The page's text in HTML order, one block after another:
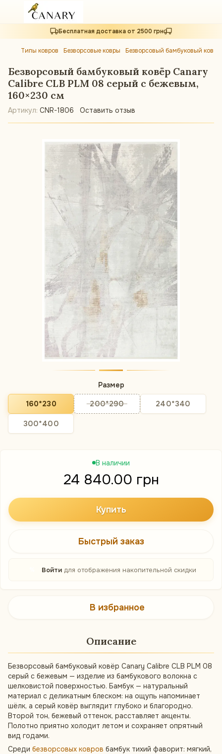
Бесплатная доставка от 2500 грн
Типы ковров Безворсовые ковры Безворсовый бамбуковый
Безворсовый бамбуковый ковёр Canary
Calibre CLB PLM 08 серый с бежевым,
160×230 см
Артикул: CNR-1806 Оставить отзыв
Размер
160*230 200*290
240*340
300*400
В наличии
24 840.00 грн
Купить
Быстрый заказ
Войти для отображения накопительной скидки
В избранное
Описание
Безворсовый бамбуковый ковёр Canary Calibre CLB PLM 08
серый с бежевым — изделие из бамбукового волокна с
шелковистой поверхностью. Бамбук — натуральный
материал с деликатным блеском: на ощупь напоминает
шёлк, а серый ковёр выглядит глубоко и благородно.
Второй тон, бежевый оттенок, расставляет акценты.
Полотно приятно холодит летом и сохраняет опрятный
вид годами.
Среди безворсовых ковров бамбук тихий фаворит: мягкий,